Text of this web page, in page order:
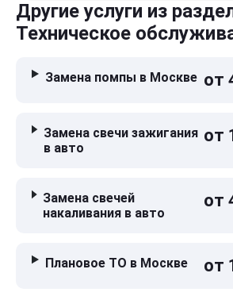
Другие услуги из
Техническое
Замена помпы в Москве от
Замена свечи зажигания
в авто
от
Замена свечей
накаливания в авто
от
Плановое ТО в Москве от